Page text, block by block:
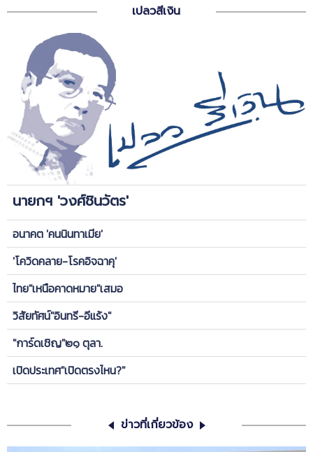
เปลวสีเงิน
นายกฯ 'วงศ์ชินวัตร'
อนาคต 'คนนินทาเมีย'
'โควิดคลาย-โรคอิจฉาคุ'
ไทย"เหนือคาดหมาย"เสมอ
วิสัยทัศน์"อินทรี-อีแร้ง"
"การ์ดเชิญ"๒๑ ตุลา.
เปิดประเทศ"เปิดตรงไหน?"
ข่าวที่เกี่ยวข้อง